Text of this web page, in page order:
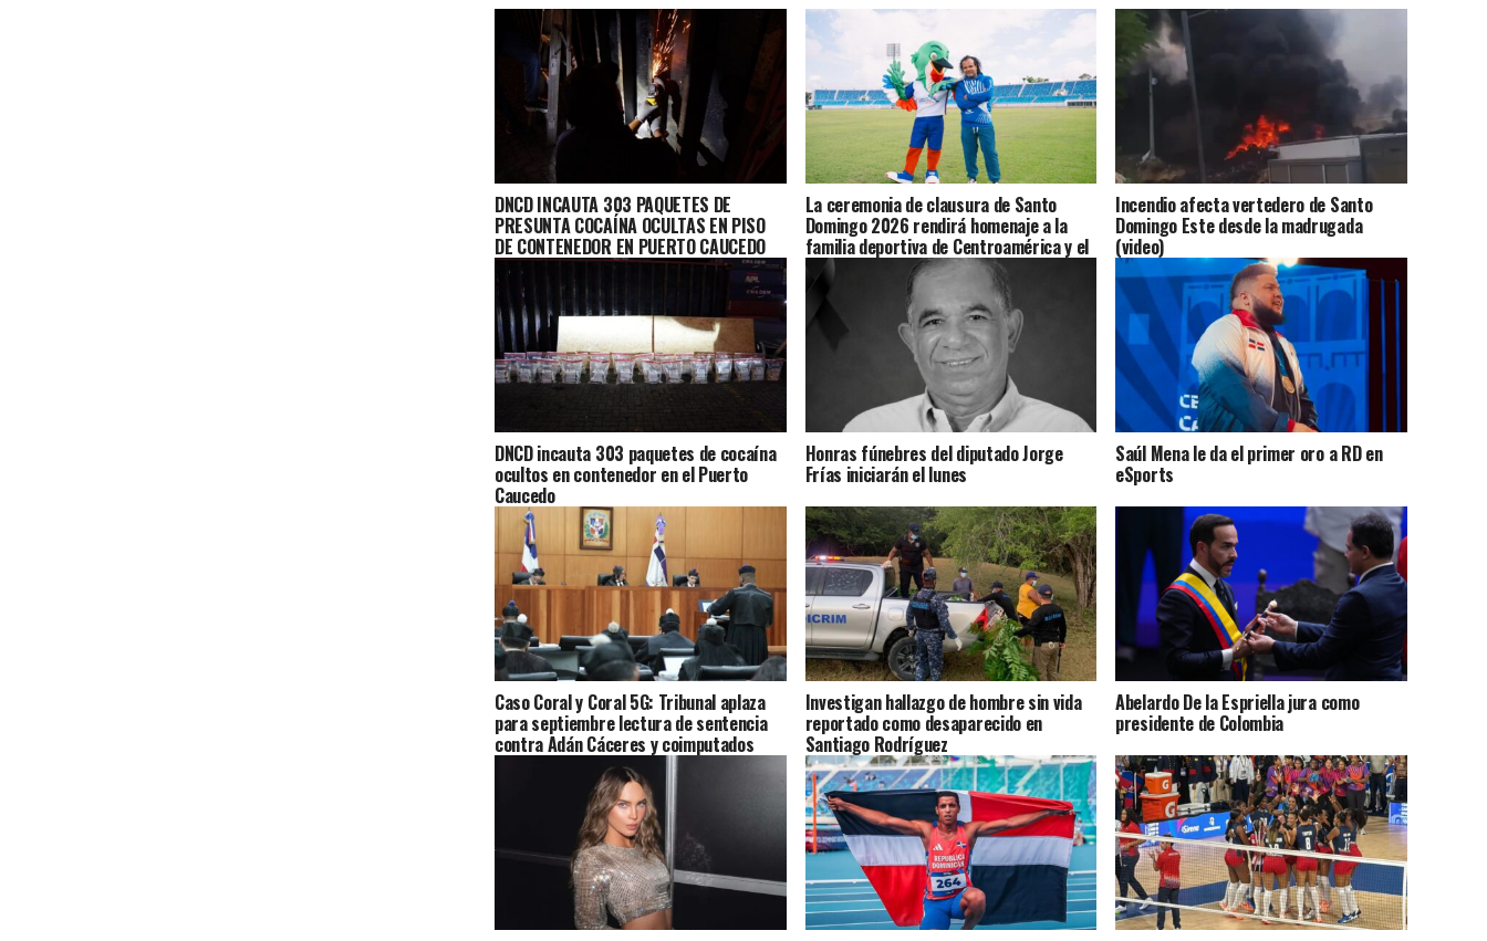
DNCD INCAUTA 303 PAQUETES DE
PRESUNTA COCAÍNA OCULTAS EN PISO
DE CONTENEDOR EN PUERTO CAUCEDO
La ceremonia de clausura de Santo
Domingo 2026 rendirá homenaje a la
familia deportiva de Centroamérica y el
Caribe
Incendio afecta vertedero de Santo
Domingo Este desde la madrugada
(video)
DNCD incauta 303 paquetes de cocaína
ocultos en contenedor en el Puerto
Caucedo
Honras fúnebres del diputado Jorge
Frías iniciarán el lunes
Saúl Mena le da el primer oro a RD en
eSports
Caso Coral y Coral 5G: Tribunal aplaza
para septiembre lectura de sentencia
contra Adán Cáceres y coimputados
Investigan hallazgo de hombre sin vida
reportado como desaparecido en
Santiago Rodríguez
Abelardo De la Espriella jura como
presidente de Colombia